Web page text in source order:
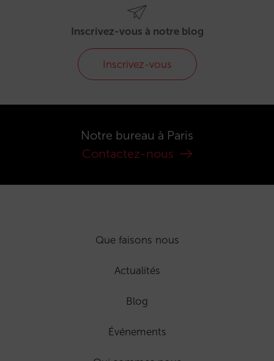
Inscrivez-vous à notre blog
Inscrivez-vous
Notre bureau à Paris
Contactez-nous
Que faisons nous
Actualités
Blog
Événements